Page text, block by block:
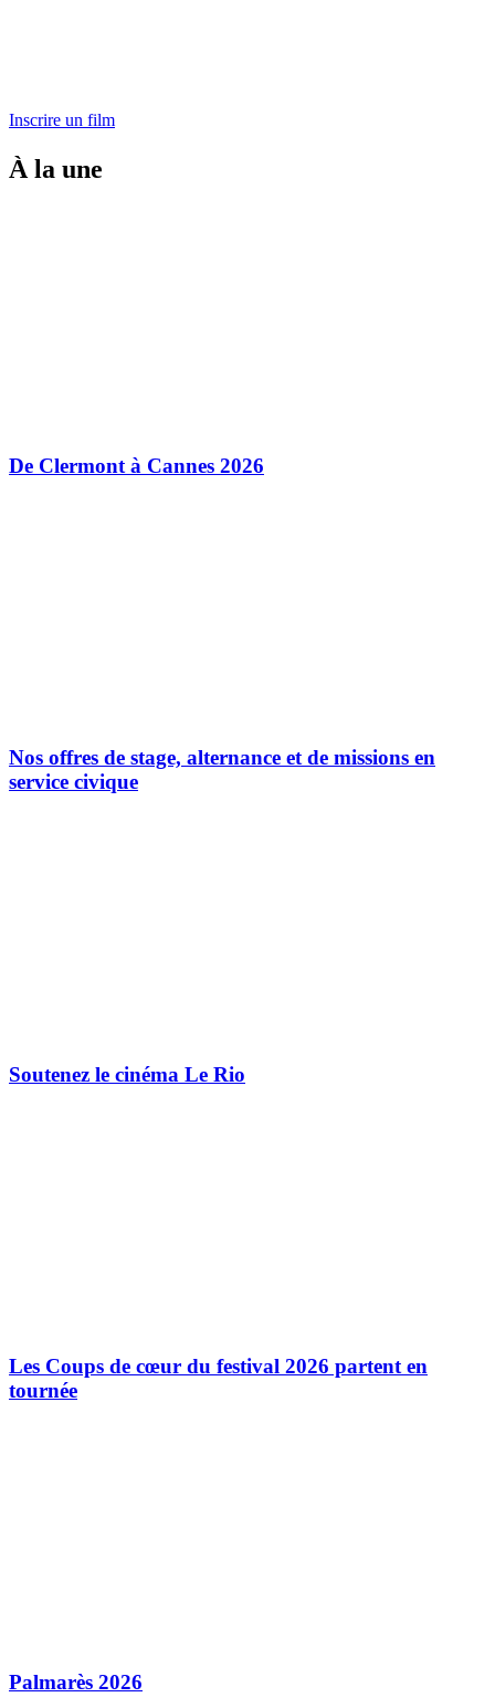
Inscrire un film
À la une
De Clermont à Cannes 2026
Nos offres de stage, alternance et de missions en
service civique
Soutenez le cinéma Le Rio
Les Coups de cœur du festival 2026 partent en
tournée
Palmarès 2026